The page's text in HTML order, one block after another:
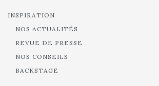
INSPIRATION
NOS ACTUALITÉS
REVUE DE PRESSE
NOS CONSEILS
BACKSTAGE